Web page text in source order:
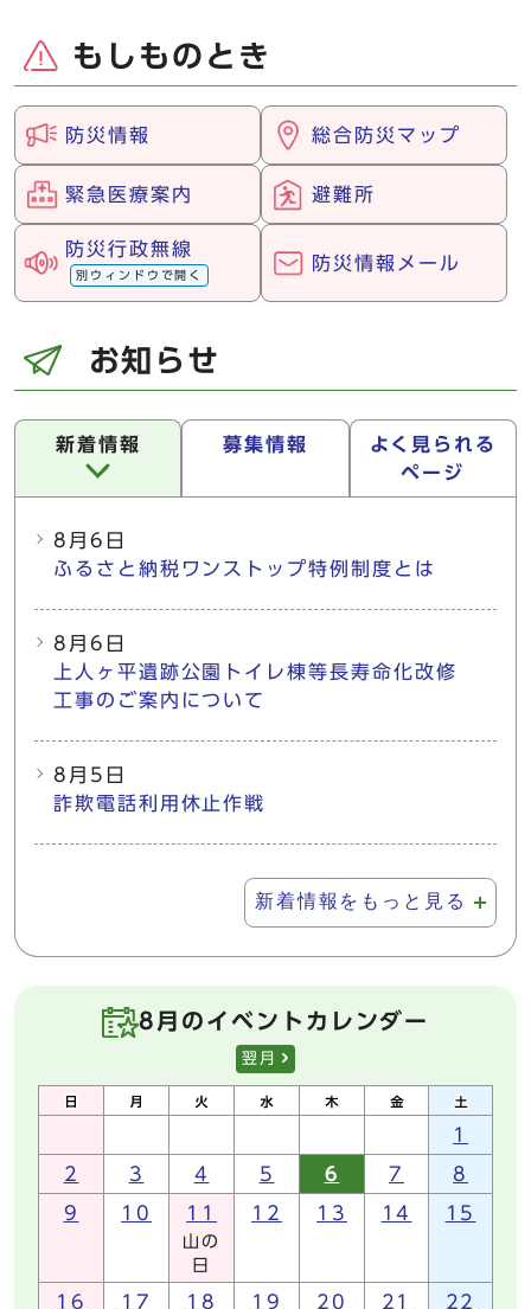
もしものとき
防災情報 総合防災マップ
緊急医療案内 避難所
防災行政無線
別ウィンドウで開く
防災情報メール
お知らせ
新着情報 募集情報
よく見られる
ページ
8月6日
ふるさと納税ワンストップ特例制度とは
8月6日
上人ヶ平遺跡公園トイレ棟等長寿命化改修
工事のご案内について
8月5日
詐欺電話利用休止作戦
新着情報をもっと見る
8月のイベントカレンダー
翌月
1
2 3 4 5 6 7 8
9 10 11
山の
日
12 13 14 15
16 17 18 19 20 21 22